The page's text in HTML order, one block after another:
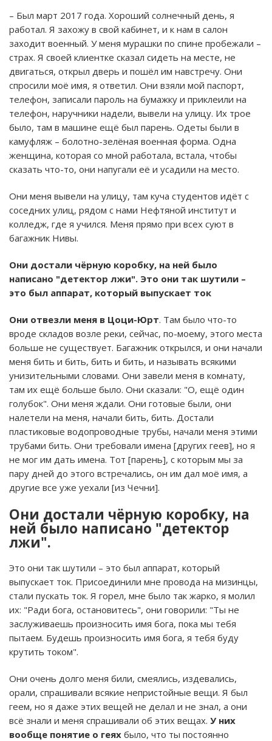
– Был март 2017 года. Хороший солнечный день, я
работал. Я захожу в свой кабинет, и к нам в салон
заходит военный. У меня мурашки по спине пробежали –
страх. Я своей клиентке сказал сидеть на месте, не
двигаться, открыл дверь и пошёл им навстречу. Они
спросили моё имя, я ответил. Они взяли мой паспорт,
телефон, записали пароль на бумажку и приклеили на
телефон, наручники надели, вывели на улицу. Их трое
было, там в машине ещё был парень. Одеты были в
камуфляж – болотно-зелёная военная форма. Одна
женщина, которая со мной работала, встала, чтобы
сказать что-то, они напугали её и усадили на место.
Они меня вывели на улицу, там куча студентов идёт с
соседних улиц, рядом с нами Нефтяной институт и
колледж, где я учился. Меня прямо при всех суют в
багажник Нивы.
Они достали чёрную коробку, на ней было
написано "детектор лжи". Это они так шутили –
это был аппарат, который выпускает ток
Они отвезли меня в Цоци-Юрт. Там было что-то
вроде складов возле реки, сейчас, по-моему, этого места
больше не существует. Багажник открылся, и они начали
меня бить и бить, бить и бить, и называть всякими
унизительными словами. Они завели меня в комнату,
там их ещё больше было. Они сказали: "О, ещё один
голубок". Они меня ждали. Они готовые были, они
налетели на меня, начали бить, бить. Достали
пластиковые водопроводные трубы, начали меня этими
трубами бить. Они требовали имена [других геев], но я
не мог им дать имена. Тот [парень], с которым мы за
пару дней до этого встречались, он им дал моё имя, а
другие все уже уехали [из Чечни].
Они достали чёрную коробку, на
ней было написано "детектор
лжи".
Это они так шутили – это был аппарат, который
выпускает ток. Присоединили мне провода на мизинцы,
стали пускать ток. Я горел, мне было так жарко, я молил
их: "Ради бога, остановитесь", они говорили: "Ты не
заслуживаешь произносить имя бога, пока мы тебя
пытаем. Будешь произносить имя бога, я тебя буду
крутить током".
Они очень долго меня били, смеялись, издевались,
орали, спрашивали всякие непристойные вещи. Я был
геем, но я даже этих вещей не делал и не знал, а они
всё знали и меня спрашивали об этих вещах. У них
вообще понятие о геях было, что ты постоянно